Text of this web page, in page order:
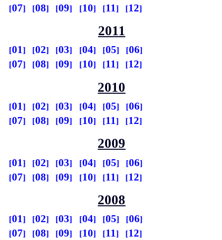
07
08 09 10 11 12
2011
01 02 03 04 05
06
07
08 09 10 11 12
2010
01 02 03 04 05
06
07
08 09 10 11 12
2009
01 02 03 04 05
06
07
08 09 10 11 12
2008
01 02 03 04 05
06
07
08 09 10 11 12